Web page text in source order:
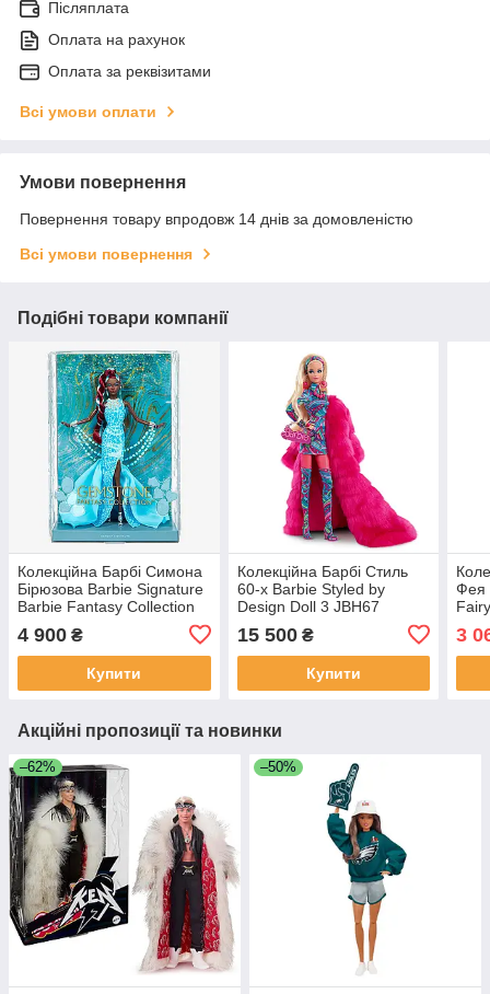
Післяплата
Оплата на рахунок
Оплата за реквізитами
Всі умови оплати
Умови повернення
Повернення товару впродовж 14 днів за домовленістю
Всі умови повернення
Подібні товари компанії
Колекційна Барбі Симона
Бірюзова Barbie Signature
Barbie Fantasy Collection
4 900 ₴
Купити
Колекційна Барбі Стиль
60-х Barbie Styled by
Design Doll 3 JBH67
15 500₴
Купити
Фея
3
Акційні пропозиції та новинки
–62% –50%